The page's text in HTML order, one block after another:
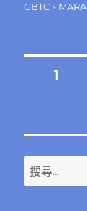
日
GBTC 、 MARA
分
頁
頁次1
搜
尋